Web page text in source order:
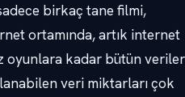
birkaç tane filmi,
ortamında, artık internet
oyunlara kadar bütün veriler
veri miktarları çok